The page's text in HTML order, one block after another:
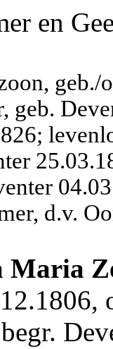
en
geb./
geb.
d.v.
Maria